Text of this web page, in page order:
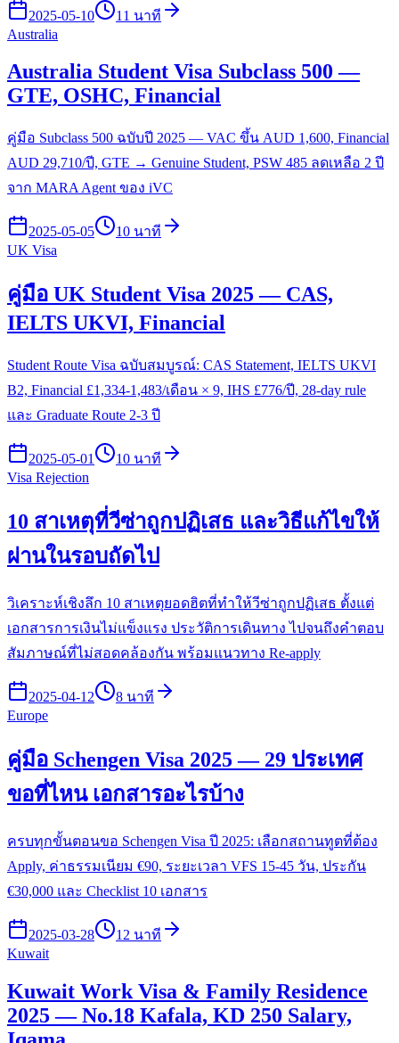
2025-05-10
11 นาที
Australia
Australia Student Visa Subclass 500 —
GTE, OSHC, Financial
คู่มือ Subclass 500 ฉบับปี 2025 — VAC ขึ้น AUD 1,600, Financial
AUD 29,710/ปี, GTE → Genuine Student, PSW 485 ลดเหลือ 2 ปี
จาก MARA Agent ของ iVC
2025-05-05
10 นาที
UK Visa
คู่มือ UK Student Visa 2025 — CAS,
IELTS UKVI, Financial
Student Route Visa ฉบับสมบูรณ์: CAS Statement, IELTS UKVI
B2, Financial £1,334-1,483/เดือน × 9, IHS £776/ปี, 28-day rule
และ Graduate Route 2-3 ปี
2025-05-01
10 นาที
Visa Rejection
10 สาเหตุที่วีซ่าถูกปฏิเสธ และวิธีแก้ไขให้
ผ่านในรอบถัดไป
วิเคราะห์เชิงลึก 10 สาเหตุยอดฮิตที่ทำให้วีซ่าถูกปฏิเสธ ตั้งแต่
เอกสารการเงินไม่แข็งแรง ประวัติการเดินทาง ไปจนถึงคำตอบ
สัมภาษณ์ที่ไม่สอดคล้องกัน พร้อมแนวทาง Re-apply
2025-04-12
8 นาที
Europe
คู่มือ Schengen Visa 2025 — 29 ประเทศ
ขอที่ไหน เอกสารอะไรบ้าง
ครบทุกขั้นตอนขอ Schengen Visa ปี 2025: เลือกสถานทูตที่ต้อง
Apply, ค่าธรรมเนียม €90, ระยะเวลา VFS 15-45 วัน, ประกัน
€30,000 และ Checklist 10 เอกสาร
2025-03-28
12 นาที
Kuwait
Kuwait Work Visa & Family Residence
2025 — No.18 Kafala, KD 250 Salary,